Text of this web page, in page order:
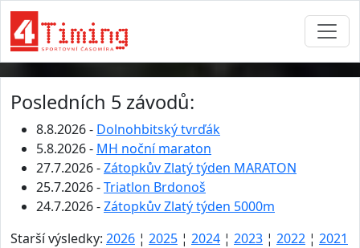
Posledních 5 závodů:
8.8.2026 - Dolnohbitský tvrďák
5.8.2026 - MH noční maraton
27.7.2026 -Zátopkův Zlatý týden MARATON
25.7.2026 -Triatlon Brdonoš
24.7.2026 -Zátopkův Zlatý týden 5000m
Starší výsledky: 2026 ¦ 2025 ¦ 2024 ¦ 2023 ¦ 2022 ¦ 2021